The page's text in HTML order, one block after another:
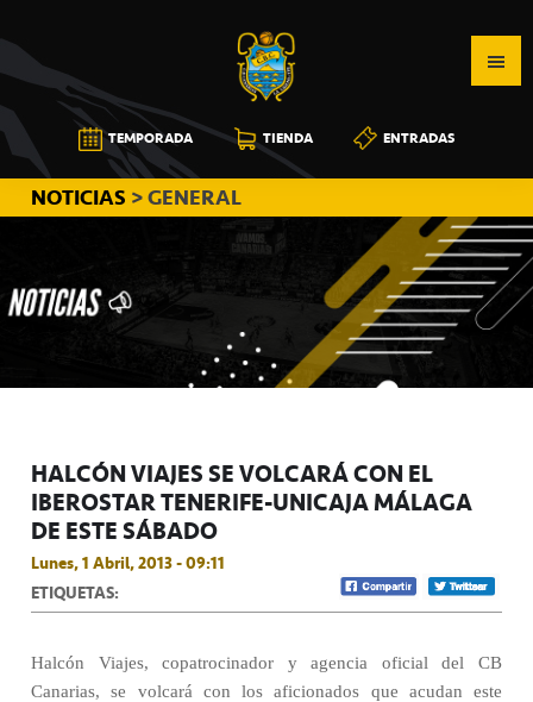
a
la
navegación
principal
al
contenido
principal
a
la
barra
lateral
principal
CB
CANARIAS
TEMPORADA TIENDA ENTRADAS
NOTICIAS > GENERAL
HALCÓN VIAJES SE VOLCARÁ CON EL
IBEROSTAR TENERIFE-UNICAJA MÁLAGA
DE ESTE SÁBADO
Lunes, 1 Abril, 2013 - 09:11
ETIQUETAS:
Halcón Viajes, copatrocinador y agencia oficial del CB
Canarias, se volcará con los aficionados que acudan este